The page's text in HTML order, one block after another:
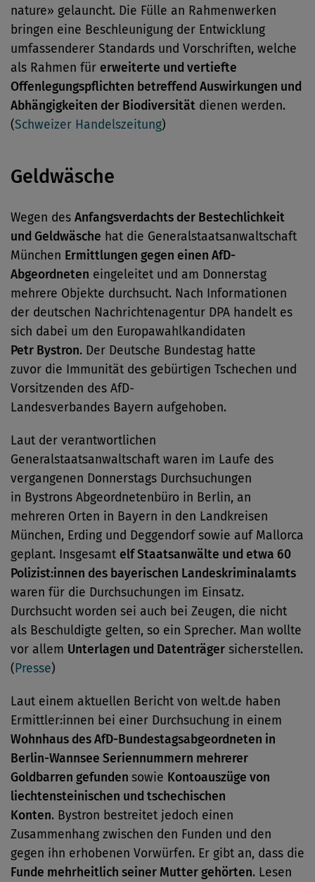
nature» gelauncht. Die Fülle an Rahmenwerken
bringen eine Beschleunigung der Entwicklung
umfassenderer Standards und Vorschriften, welche
als Rahmen für erweiterte und vertiefte
Offenlegungspflichten betreffend Auswirkungen und
Abhängigkeiten der Biodiversität dienen werden.
(Schweizer Handelszeitung)
Geldwäsche
Wegen des Anfangsverdachts der Bestechlichkeit
und Geldwäsche hat die Generalstaatsanwaltschaft
München Ermittlungen gegen einen AfD-
Abgeordneten eingeleitet und am Donnerstag
mehrere Objekte durchsucht. Nach Informationen
der deutschen Nachrichtenagentur DPA handelt es
sich dabei um den Europawahlkandidaten
Petr Bystron. Der Deutsche Bundestag hatte
zuvor die Immunität des gebürtigen Tschechen und
Vorsitzenden des AfD-
Landesverbandes Bayern aufgehoben.
Laut der verantwortlichen
Generalstaatsanwaltschaft waren im Laufe des
vergangenen Donnerstags Durchsuchungen
in Bystrons Abgeordnetenbüro in Berlin, an
mehreren Orten in Bayern in den Landkreisen
München, Erding und Deggendorf sowie auf Mallorca
geplant. Insgesamt elf Staatsanwälte und etwa 60
Polizist:innen des bayerischen Landeskriminalamts
waren für die Durchsuchungen im Einsatz.
Durchsucht worden sei auch bei Zeugen, die nicht
als Beschuldigte gelten, so ein Sprecher. Man wollte
vor allem Unterlagen und Datenträger sicherstellen.
( Presse)
Laut einem aktuellen Bericht von welt.de haben
Ermittler:innen bei einer Durchsuchung in einem
Wohnhaus des AfD-Bundestagsabgeordneten in
Berlin-Wannsee Seriennummern mehrerer
Goldbarren gefunden sowie Kontoauszüge von
liechtensteinischen und tschechischen
Konten. Bystron bestreitet jedoch einen
Zusammenhang zwischen den Funden und den
gegen ihn erhobenen Vorwürfen. Er gibt an, dass die
Funde mehrheitlich seiner Mutter gehörten. Lesen